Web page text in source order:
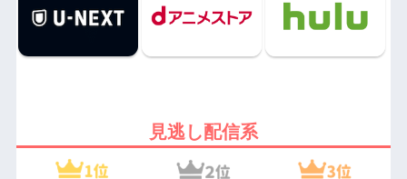
見逃し配信系